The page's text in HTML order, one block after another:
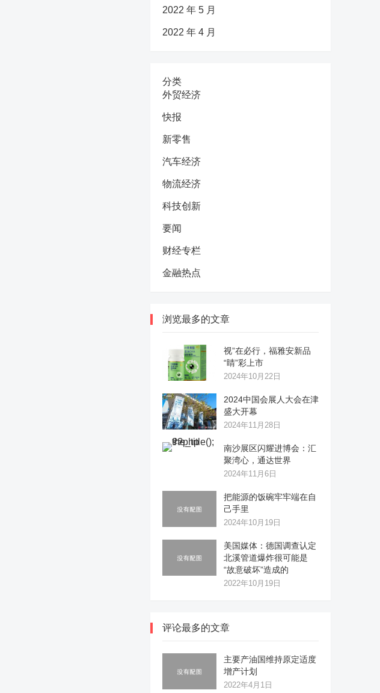
2022 年 5 月
2022 年 4 月
分类
外贸经济
快报
新零售
汽车经济
物流经济
科技创新
要闻
财经专栏
金融热点
浏览最多的文章
视”在必行，福雅安新品
“睛”彩上市
2024年10月22日
2024中国会展人大会在津
盛大开幕
2024年11月28日
南沙展区闪耀进博会：汇
聚湾心，通达世界
2024年11月6日
把能源的饭碗牢牢端在自
己手里
2024年10月19日
美国媒体：德国调查认定
北溪管道爆炸很可能是
“故意破坏”造成的
2022年10月19日
评论最多的文章
主要产油国维持原定适度
增产计划
2022年4月1日